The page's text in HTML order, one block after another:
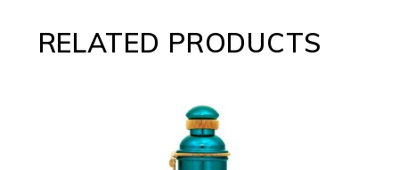
RELATED PRODUCTS